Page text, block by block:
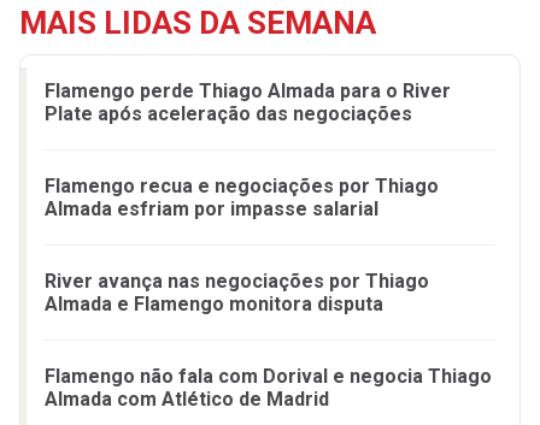
MAIS LIDAS DA SEMANA
Flamengo perde Thiago Almada para o River
Plate após aceleração das negociações
Flamengo recua e negociações por Thiago
Almada esfriam por impasse salarial
River avança nas negociações por Thiago
Almada e Flamengo monitora disputa
Flamengo não fala com Dorival e negocia Thiago
Almada com Atlético de Madrid